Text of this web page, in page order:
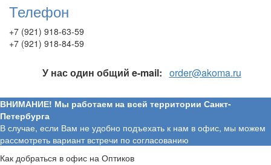
Телефон
+7 (921) 918-63-59
+7 (921) 918-84-59
У нас один общий e-mail: order@akoma.ru
ВНИМАНИЕ! Мы работаем на всей территории Санкт-
Петербурга
В случае, если Вам не удобно подъехать к нам в офис, мы можем
рассмотреть вариант встречи по согласованию
Как добраться в офис на Оптиков